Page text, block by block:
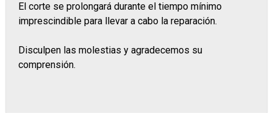
El corte se prolongará durante el tiempo mínimo
imprescindible para llevar a cabo la reparación.
Disculpen las molestias y agradecemos su
comprensión.